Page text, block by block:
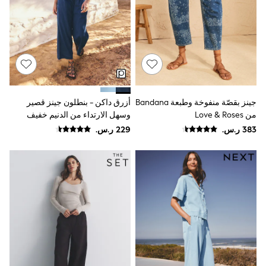
Joggers
adidas
Nike
All Girls Schoolwear
Shoes
Dresses
Trousers
Shirts
Polo Shirts
Sweatshirts
Cardigans
Underwear
Socks & Tights
Multipacks
All Girls Sports & Swimwear
Trainers & Pumps
Swimwear
Tops
Leggings
Shorts
Joggers
جينز بقصّة منفوخة وطبعة Bandana
من Love & Roses
أزرق داكن - بنطلون جينز قصير
وسهل الارتداء من الدنيم خفيف
الوزن بقصة رِجل واسعة